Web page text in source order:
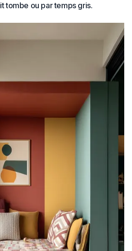
tombe ou par temps gris.